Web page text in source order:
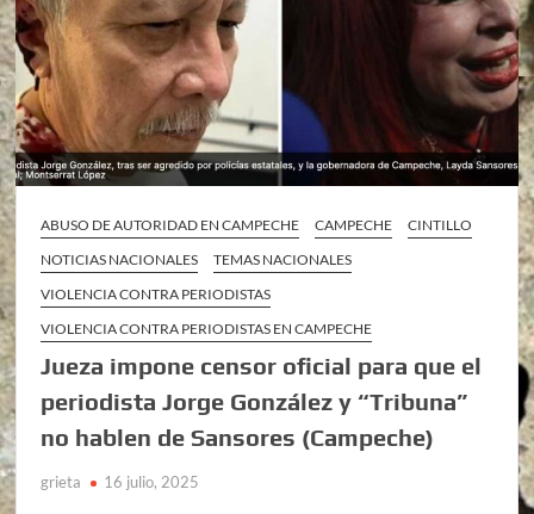
ABUSO DE AUTORIDAD EN CAMPECHE CAMPECHE
CINTILLO
NOTICIAS NACIONALES
TEMAS NACIONALES
VIOLENCIA CONTRA PERIODISTAS
VIOLENCIA CONTRA PERIODISTAS EN CAMPECHE
Jueza impone censor oficial para que el
periodista Jorge González y “Tribuna”
no hablen de Sansores (Campeche)
grieta 16 julio, 2025